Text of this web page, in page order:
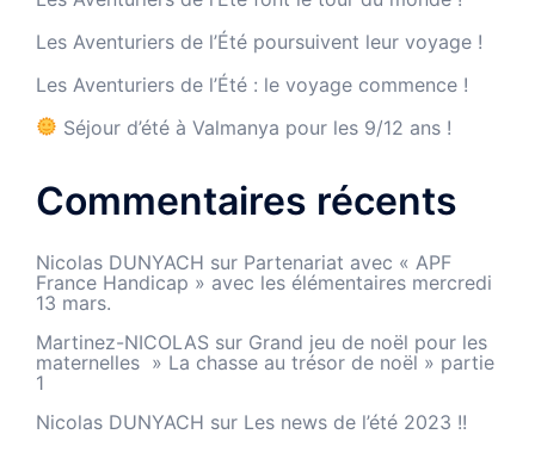
Les Aventuriers de l’Été poursuivent leur voyage !
Les Aventuriers de l’Été : le voyage commence !
Séjour d’été à Valmanya pour les 9/12 ans !
Commentaires récents
Nicolas DUNYACH sur Partenariat avec « APF
France Handicap » avec les élémentaires mercredi
13 mars.
Martinez-NICOLAS sur Grand jeu de noël pour les
maternelles » La chasse au trésor de noël » partie
1
Nicolas DUNYACH sur Les news de l’été 2023 !!